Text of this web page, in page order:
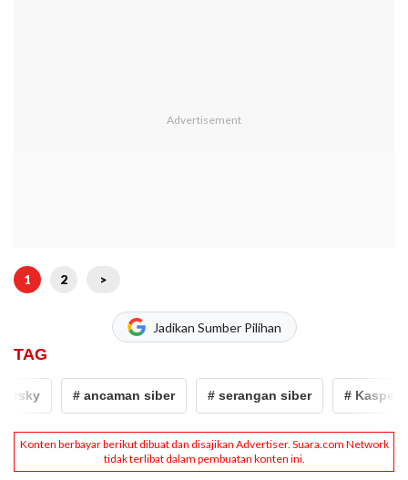
1 2 >
Jadikan Sumber Pilihan
TAG
# ancaman siber # serangan siber # Kaspersky